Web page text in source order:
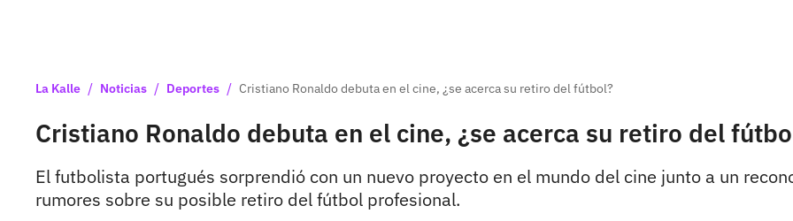
La Kalle / Noticias / Deportes / Cristiano Ronaldo debuta en el cine, ¿se acerca su retiro del fútbol?
Cristiano Ronaldo debuta en el cine, ¿se acerca su retiro del
El futbolista portugués sorprendió con un nuevo proyecto en el mundo del cine junto a un
rumores sobre su posible retiro del fútbol profesional.